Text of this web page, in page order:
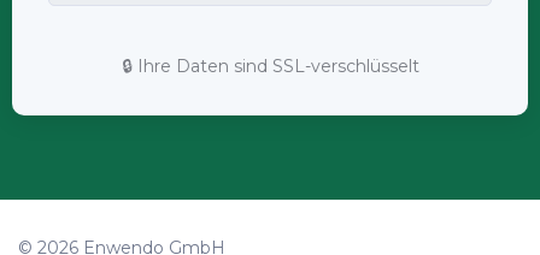
🔒 Ihre Daten sind SSL-verschlüsselt
© 2026 Enwendo GmbH